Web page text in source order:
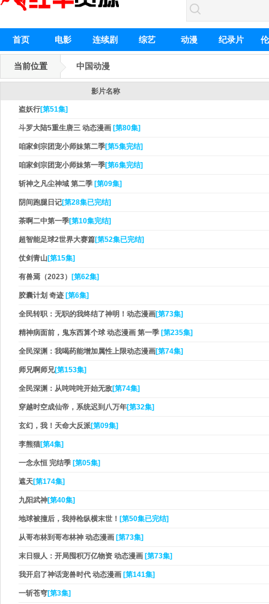
首页 电影 连续剧 综艺 动漫 纪录片
当前位置 中国动漫
影片名称
盗妖行[第51集]
斗罗大陆5重生唐三 动态漫画 [第80集]
咱家剑宗团宠小师妹第二季[第5集完结]
咱家剑宗团宠小师妹第一季[第6集完结]
斩神之凡尘神域 第二季 [第09集]
阴间跑腿日记[第28集已完结]
茶啊二中第一季[第10集完结]
超智能足球2世界大赛篇[第52集已完结]
仗剑青山 [第15集]
有兽焉（2023） [第62集]
胶囊计划 奇迹 [第6集]
全民转职：无职的我终结了神明！动态漫画[第73集]
精神病面前，鬼东西算个球 动态漫画 第一季 [第235集]
全民深渊：我喝药能增加属性上限动态漫画[第74集]
师兄啊师兄[第153集]
全民深渊：从吨吨吨开始无敌[第74集]
穿越时空成仙帝，系统迟到八万年[第32集]
玄幻，我！天命大反派[第09集]
李熊猫[第4集]
一念永恒 完结季 [第05集]
遮天[第174集]
九阳武神[第40集]
地球被撞后，我持枪纵横末世！ [第50集已完结]
从哥布林到哥布林神 动态漫画 [第73集]
末日狠人：开局囤积万亿物资 动态漫画 [第73集]
我开启了神话宠兽时代 动态漫画 [第141集]
一斩苍穹[第3集]